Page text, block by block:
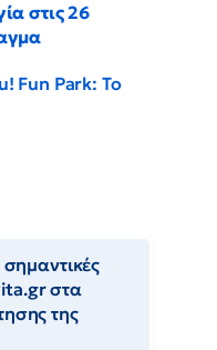
στις 26
Fun Park: Το
στα
της